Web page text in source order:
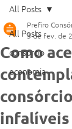
All Posts
consorcio
economia
All Posts
Como
infalíveis
Prefiro
3 de fev. de